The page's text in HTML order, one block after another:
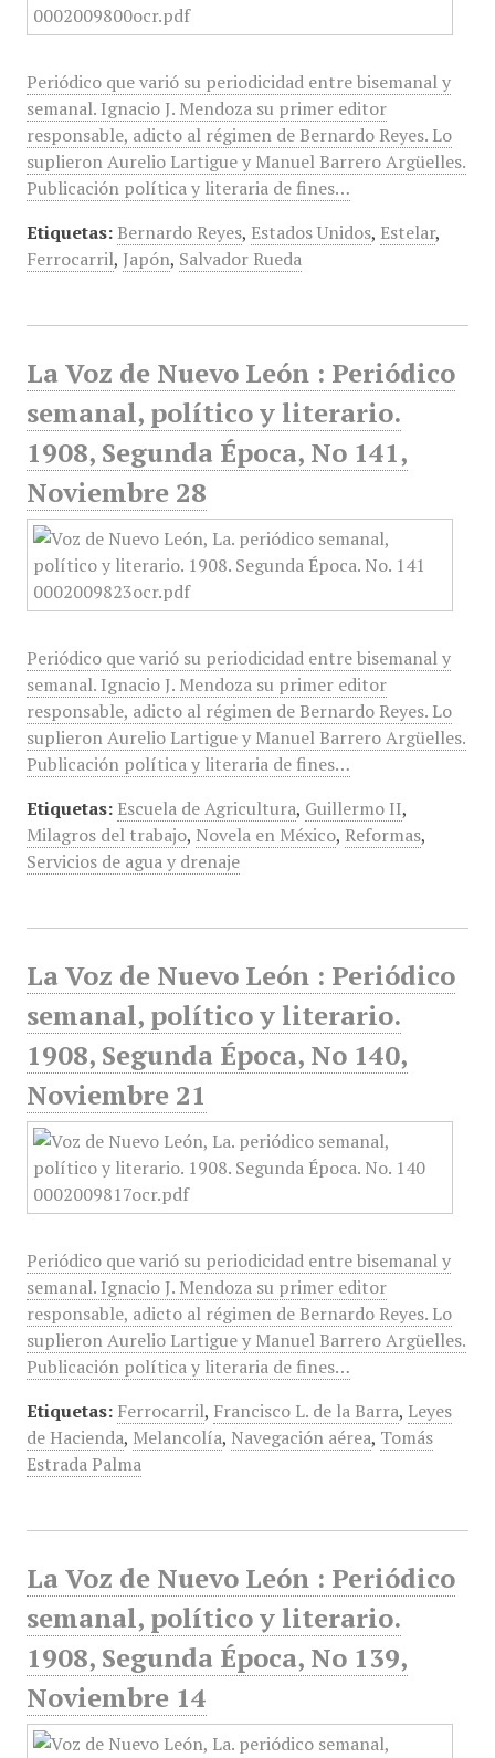
Periódico que varió su periodicidad entre bisemanal y
semanal. Ignacio J. Mendoza su primer editor
responsable, adicto al régimen de Bernardo Reyes. Lo
suplieron Aurelio Lartigue y Manuel Barrero Argüelles.
Publicación política y literaria de fines…
Etiquetas: Bernardo Reyes, Estados Unidos, Estelar,
Ferrocarril, Japón, Salvador Rueda
La Voz de Nuevo León : Periódico
semanal, político y literario.
1908, Segunda Época, No 141,
Noviembre 28
Periódico que varió su periodicidad entre bisemanal y
semanal. Ignacio J. Mendoza su primer editor
responsable, adicto al régimen de Bernardo Reyes. Lo
suplieron Aurelio Lartigue y Manuel Barrero Argüelles.
Publicación política y literaria de fines…
Etiquetas: Escuela de Agricultura, Guillermo II,
Milagros del trabajo, Novela en México, Reformas,
Servicios de agua y drenaje
La Voz de Nuevo León : Periódico
semanal, político y literario.
1908, Segunda Época, No 140,
Noviembre 21
Periódico que varió su periodicidad entre bisemanal y
semanal. Ignacio J. Mendoza su primer editor
responsable, adicto al régimen de Bernardo Reyes. Lo
suplieron Aurelio Lartigue y Manuel Barrero Argüelles.
Publicación política y literaria de fines…
Etiquetas: Ferrocarril, Francisco L. de la Barra, Leyes
de Hacienda, Melancolía, Navegación aérea, Tomás
Estrada Palma
La Voz de Nuevo León : Periódico
semanal, político y literario.
1908, Segunda Época, No 139,
Noviembre 14